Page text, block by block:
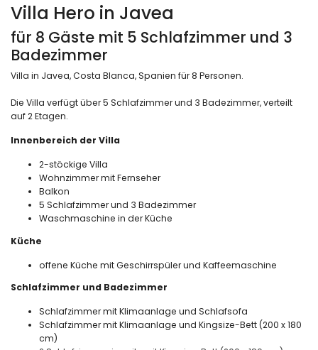
Villa Hero in Javea
für 8 Gäste mit 5 Schlafzimmer und 3
Badezimmer
Villa in Javea, Costa Blanca, Spanien für 8 Personen.
Die Villa verfügt über 5 Schlafzimmer und 3 Badezimmer, verteilt
auf 2 Etagen.
Innenbereich der Villa
2-stöckige Villa
Wohnzimmer mit Fernseher
Balkon
5 Schlafzimmer und 3 Badezimmer
Waschmaschine in der Küche
Küche
offene Küche mit Geschirrspüler und Kaffeemaschine
Schlafzimmer und Badezimmer
Schlafzimmer mit Klimaanlage und Schlafsofa
Schlafzimmer mit Klimaanlage und Kingsize-Bett (200 x 180
cm)